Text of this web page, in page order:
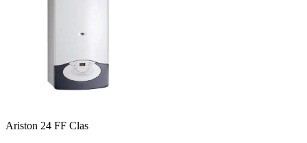
Ariston 24 FF Clas